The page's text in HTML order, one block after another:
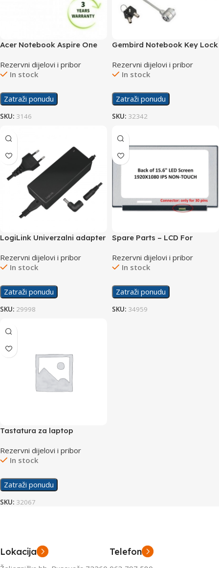
Acer Notebook Aspire One
godine
Rezervni dijelovi i pribor
In stock
Zatraži ponudu
SKU: 3146
Gembird Notebook Key Lock
Rezervni dijelovi i pribor
In stock
Zatraži ponudu
SKU: 32342
LogiLink Univerzalni adapter
Rezervni dijelovi i pribor
In stock
Zatraži ponudu
SKU: 29998
Spare Parts – LCD For
Rezervni dijelovi i pribor
In stock
Zatraži ponudu
SKU: 34959
Tastatura za laptop
Rezervni dijelovi i pribor
In stock
Zatraži ponudu
SKU: 32067
Lokacija Telefon